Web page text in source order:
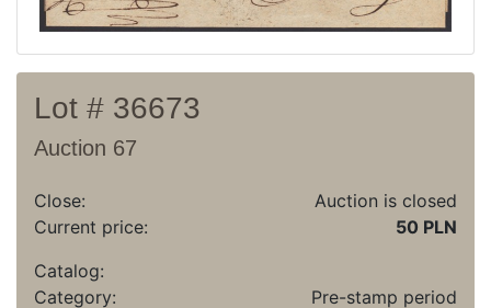
Lot # 36673
Auction 67
Close:
Auction is closed
Current price:
50 PLN
Catalog:
Category:
Pre-stamp period